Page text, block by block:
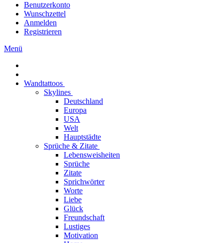
Benutzerkonto
Wunschzettel
Anmelden
Registrieren
Menü
Wandtattoos
Skylines
Deutschland
Europa
USA
Welt
Hauptstädte
Sprüche & Zitate
Lebensweisheiten
Sprüche
Zitate
Sprichwörter
Worte
Liebe
Glück
Freundschaft
Lustiges
Motivation